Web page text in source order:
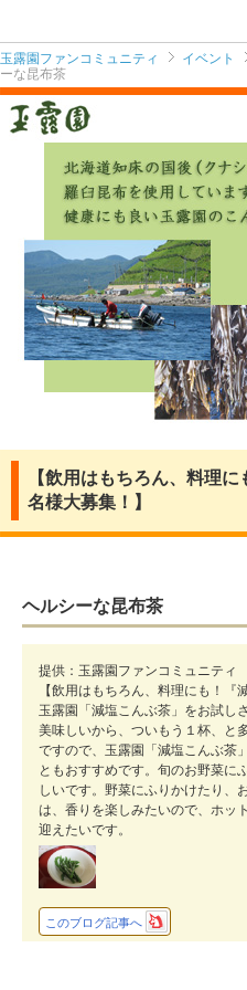
玉露園ファンコミュニティ イベント
ーな昆布茶
【飲用はもちろん、料理
名様大募集！】
ヘルシーな昆布茶
提供：玉露園ファンコミュニティ
【飲用はもちろん、料理にも！『
玉露園「減塩こんぶ茶」をお試し
美味しいから、ついもう１杯、と
ですので、玉露園「減塩こんぶ茶
ともおすすめです。旬のお野菜に
しいです。野菜にふりかけたり、
は、香りを楽しみたいので、ホッ
迎えたいです。
このブログ記事へ